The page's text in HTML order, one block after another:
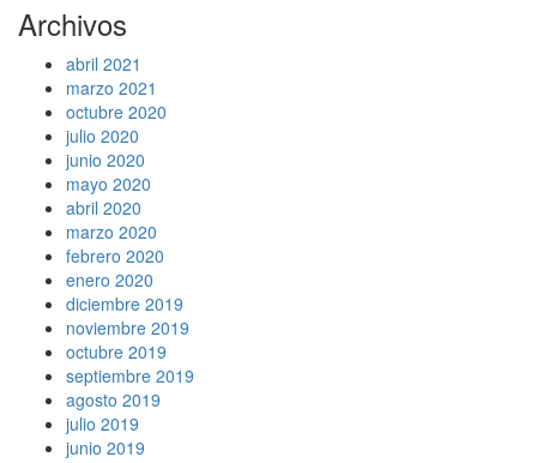
Archivos
abril 2021
marzo 2021
octubre 2020
julio 2020
junio 2020
mayo 2020
abril 2020
marzo 2020
febrero 2020
enero 2020
diciembre 2019
noviembre 2019
octubre 2019
septiembre 2019
agosto 2019
julio 2019
junio 2019